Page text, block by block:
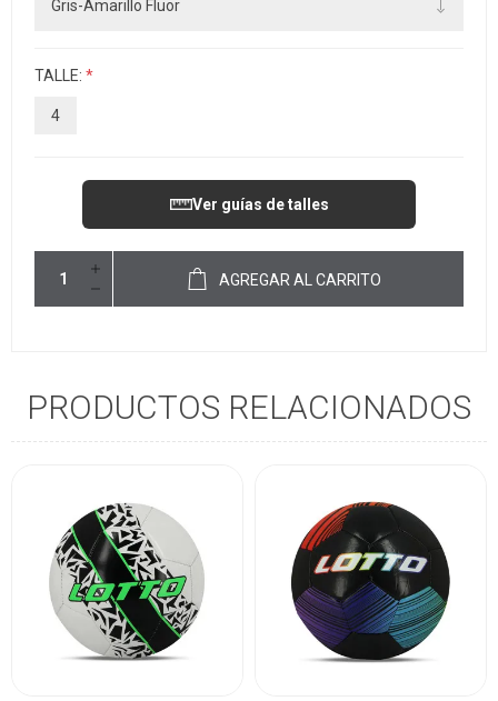
TALLE: *
4
Ver guías de talles
AGREGAR AL CARRITO
PRODUCTOS RELACIONADOS